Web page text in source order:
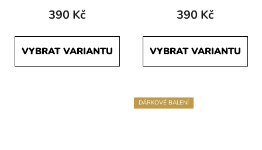
390 Kč
VYBRAT VARIANTU
produktu
5,0
z
390 Kč
VYBRAT VARIANTU
DÁRKOVÉ BALENÍ